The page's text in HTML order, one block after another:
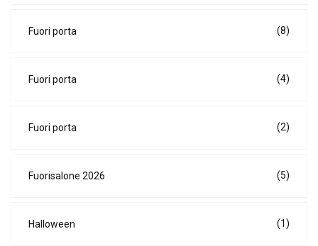
Fuori porta (8)
Fuori porta (4)
Fuori porta (2)
Fuorisalone 2026 (5)
Halloween (1)